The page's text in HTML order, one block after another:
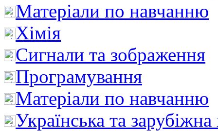
Матеріали по навчанню
Хімія
Сигнали та зображення
Програмування
Матеріали по навчанню
Українська та зарубіжна